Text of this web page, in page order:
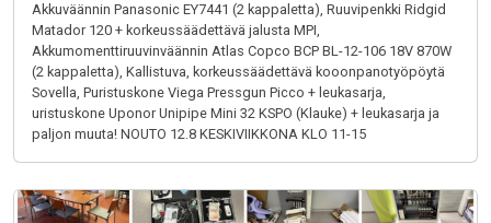
Akkuväännin Panasonic EY7441 (2 kappaletta), Ruuvipenkki Ridgid
Matador 120 + korkeussäädettävä jalusta MPI,
Akkumomenttiruuvinväännin Atlas Copco BCP BL-12-106 18V 870W
(2 kappaletta), Kallistuva, korkeussäädettävä kooonpanotyöpöytä
Sovella, Puristuskone Viega Pressgun Picco + leukasarja,
uristuskone Uponor Unipipe Mini 32 KSPO (Klauke) + leukasarja ja
paljon muuta! NOUTO 12.8 KESKIVIIKKONA KLO 11-15